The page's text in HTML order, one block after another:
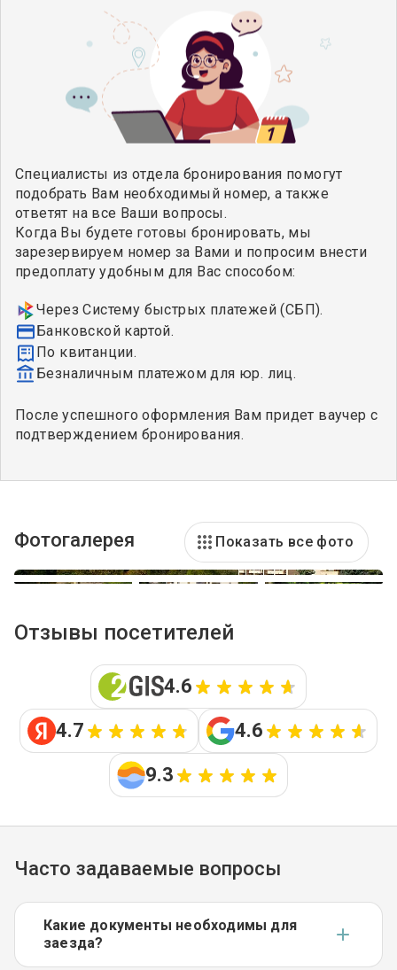
Специалисты из отдела бронирования помогут
подобрать Вам необходимый номер, а также
ответят на все Ваши вопросы.
Когда Вы будете готовы бронировать, мы
зарезервируем номер за Вами и попросим внести
предоплату удобным для Вас способом:
Через Систему быстрых платежей (СБП).
Банковской картой.
По квитанции.
Безналичным платежом для юр. лиц.
После успешного оформления Вам придет ваучер с
подтверждением бронирования.
Фотогалерея Показать все фото
Отзывы посетителей
4.6
4.7
4.6
9.3
Часто задаваемые вопросы
Какие документы необходимы для
заезда?